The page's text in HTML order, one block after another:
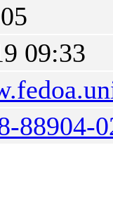
09:33
88904-